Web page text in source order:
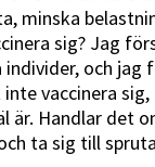
minska
sig? Jag
individer, och
vaccinera
är. Handlar det
ta sig till